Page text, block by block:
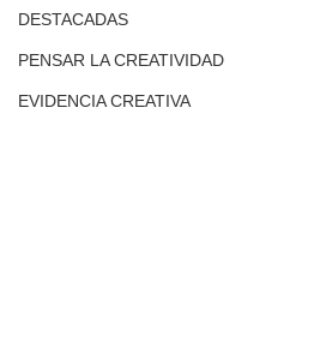
DESTACADAS
PENSAR LA CREATIVIDAD
EVIDENCIA CREATIVA